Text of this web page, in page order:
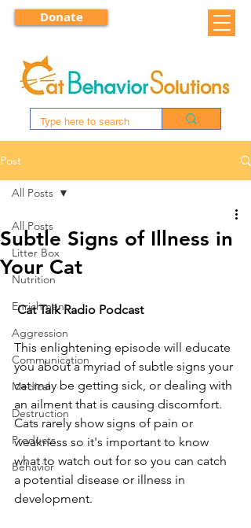
Donate
Post
All Posts
Litter Box
Nutrition
Enrichment
Aggression
Communication
Medical
Destruction
Products
Behavior
All Posts
Subtle Signs of Illness in
Your Cat
Cat Talk Radio Podcast
This enlightening episode will educate
you about a myriad of subtle signs your
cat may be getting sick, or dealing with
an ailment that is causing discomfort.
Cats rarely show signs of pain or
weakness so it's important to know
what to watch out for so you can catch
a potential disease or illness in
development.